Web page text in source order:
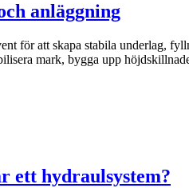
anläggning
för att skapa stabila underlag,
mark, bygga upp
ett hydraulsystem?